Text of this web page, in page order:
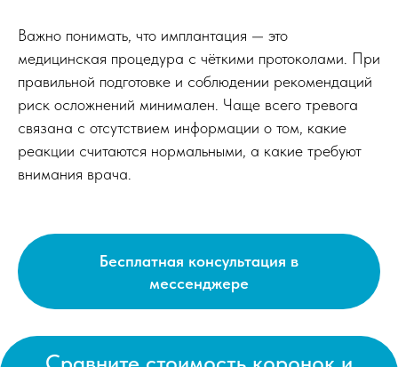
Важно понимать, что имплантация — это
медицинская процедура с чёткими протоколами. При
правильной подготовке и соблюдении рекомендаций
риск осложнений минимален. Чаще всего тревога
связана с отсутствием информации о том, какие
реакции считаются нормальными, а какие требуют
внимания врача.
Бесплатная консультация в
мессенджере